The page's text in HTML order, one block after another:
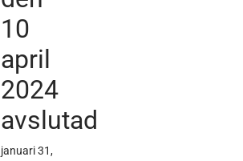
10
april
2024
avslutad
januari 31,